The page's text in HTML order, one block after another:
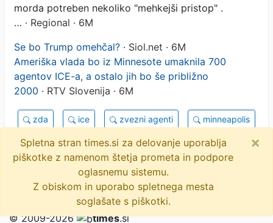
morda potreben nekoliko "mehkejši pristop" .
… · Regional · 6M
Se bo Trump omehčal? · Siol.net · 6M
Ameriška vlada bo iz Minnesote umaknila 700
agentov ICE-a, a ostalo jih bo še približno
2000 · RTV Slovenija · 6M
zda ice zvezni agenti minneapolis
cbp objavi tvitaj
10 novic
Spletna stran times.si za delovanje uporablja
piškotke z namenom štetja prometa in podpore
oglasnemu sistemu.
Z obiskom in uporabo spletnega mesta
soglašate s piškotki.
×
© 2009-2026 times.si